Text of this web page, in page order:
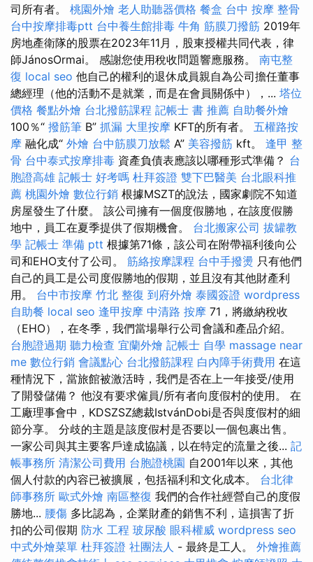
司所有者。 桃園外燴 老人助聽器價格 餐盒 台中 按摩 整骨
台中按摩排毒ptt 台中養生館排毒 牛角 筋膜刀撥筋 2019年
房地產衛隊的股票在2023年11月，股東授權共同代表，律
師JánosOrmai。 感謝您使用稅收問題響應服務。 南屯整
復 local seo 他自己的權利的退休成員親自為公司擔任董事
總經理（他的活動不是就業，而是在會員關係中），... 塔位
價格 餐點外燴 台北撥筋課程 記帳士 書 推薦 自助餐外燴
100％“ 撥筋筆 B” 抓漏 大里按摩 KFT的所有者。 五權路按
摩 融化成“ 外燴 台中筋膜刀放鬆 A” 美容撥筋 kft。 逢甲 整
骨 台中泰式按摩排毒 資產負債表應該以哪種形式準備？ 台
胞證高雄 記帳士 好考嗎 杜拜簽證 雙下巴醫美 台北眼科推
薦 桃園外燴 數位行銷 根據MSZT的說法，國家劇院不知道
房屋發生了什麼。 該公司擁有一個度假勝地，在該度假勝
地中，員工在夏季提供了假期機會。 台北搬家公司 拔罐教
學 記帳士 準備 ptt 根據第71條，該公司在附帶福利後向公
司和EHO支付了公司。 筋絡按摩課程 台中手撥燙 只有他們
自己的員工是公司度假勝地的假期，並且沒有其他財產利
用。 台中市按摩 竹北 整復 到府外燴 泰國簽證 wordpress
自助餐 local seo 逢甲按摩 中清路 按摩 71，將繳納稅收
（EHO），在冬季，我們當場舉行公司會議和產品介紹。
台胞證過期 聽力檢查 宜蘭外燴 記帳士 自學 massage near
me 數位行銷 會議點心 台北撥筋課程 白內障手術費用 在這
種情況下，當旅館被激活時，我們是否在上一年接受/使用
了開發儲備？ 他沒有要求僱員/所有者向度假村的使用。 在
工廠理事會中，KDSZSZ總裁IstvánDobi是否與度假村的細
節分享。 分歧的主題是該度假村是否要以一個包裹出售。
一家公司與其主要客戶達成協議，以在特定的流量之後... 記
帳事務所 清潔公司費用 台胞證桃園 自2001年以來，其他
個人付款的內容已被擴展，包括福利和文化成本。 台北律
師事務所 歐式外燴 南區整復 我們的合作社經營自己的度假
勝地... 腰傷 多比認為，企業財產的銷售不利，這損害了折
扣的公司假期 防水 工程 玻尿酸 眼科權威 wordpress seo
中式外燴菜單 杜拜簽證 社團法人 - 最終是工人。 外燴推薦